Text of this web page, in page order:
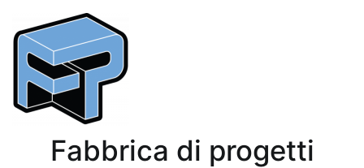
contenuto
Fabbrica di progetti